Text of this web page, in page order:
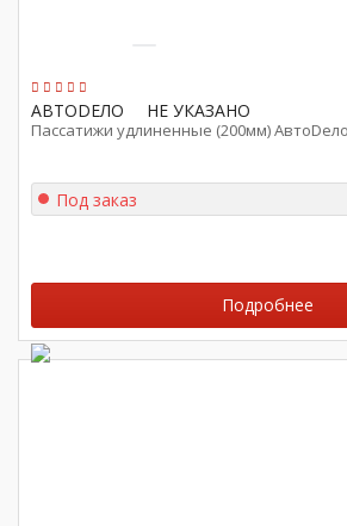
АВТОDЕЛО НЕ УКАЗАНО
Пассатижи удлиненные (200мм)
Под заказ
Подробнее